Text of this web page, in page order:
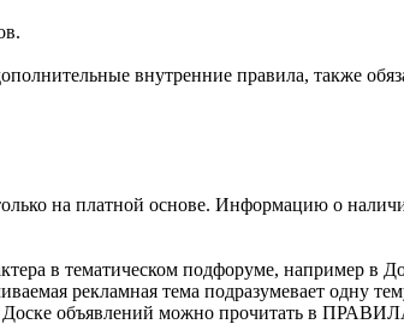
внутренние правила, также
на платной основе. Информацию о
в тематическом подфоруме, например
рекламная тема подразумевает одну
в Доске объявлений можно прочитать в